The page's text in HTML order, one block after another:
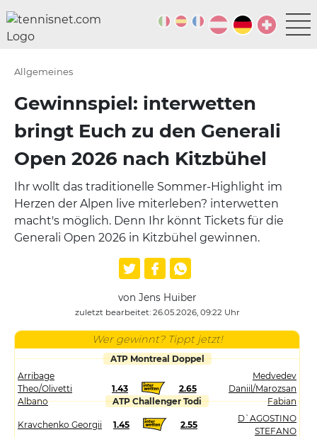
Allgemeines
Gewinnspiel: interwetten
bringt Euch zu den Generali
Open 2026 nach Kitzbühel
Ihr wollt das traditionelle Sommer-Highlight im
Herzen der Alpen live miterleben? interwetten
macht's möglich. Denn Ihr könnt Tickets für die
Generali Open 2026 in Kitzbühel gewinnen.
von Jens Huiber
zuletzt bearbeitet: 26.05.2026, 09:22 Uhr
Wer gewinnt? Tippt jetzt!
ATP Montreal Doppel
Arribage
Theo/Olivetti
Albano
1.43 2.65
Medvedev
Daniil/Marozsan
Fabian
ATP Challenger Todi
Kravchenko Georgii 1.45 2.55
D`AGOSTINO
STEFANO